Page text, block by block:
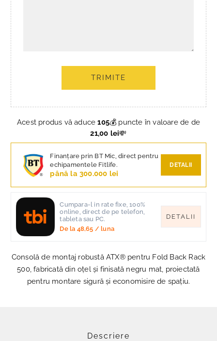
TRIMITE
Acest produs vă aduce105💰 puncte în valoare de de
21,00 lei💸
Finanțare prin BT Mic, direct pentru
echipamentele Fitlife.
până la 300.000 lei
DETALII
Cumpara-l in rate fixe, 100%
online, direct de pe telefon,
tableta sau PC.
De la 48,65 / luna
DETALII
Consolă de montaj robustă ATX® pentru Fold Back Rack
500, fabricată din oțel și finisată negru mat, proiectată
pentru montare sigură și economisire de spațiu.
Descriere